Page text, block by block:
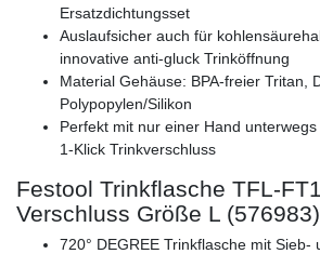
Ersatzdichtungsset
Auslaufsicher auch für
innovative anti-gluck Trinköffnung
Material Gehäuse: BPA-freier Tritan,
Polypopylen/Silikon
Perfekt mit nur einer Hand
1-Klick Trinkverschluss
Festool Trinkflasche TFL-
Verschluss Größe L
720° DEGREE Trinkflasche mit Sieb-